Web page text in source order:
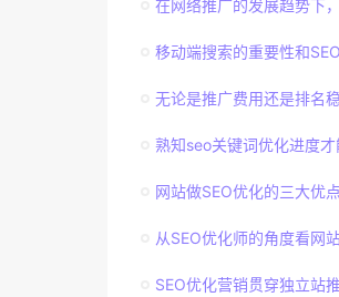
在网络推广的发展趋势下
移动端搜索的重要性和
无论是推广费用还是排名
熟知seo关键词优化进度
网站做SEO优化的三大优
从SEO优化师的角度看网
SEO优化营销贯穿独立站